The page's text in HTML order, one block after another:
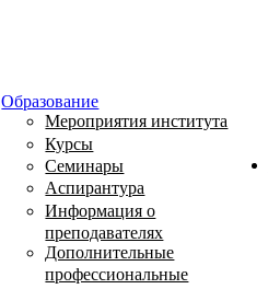
Образование
Мероприятия института
Курсы
Семинары
Аспирантура
Информация о
преподавателях
Дополнительные
профессиональные